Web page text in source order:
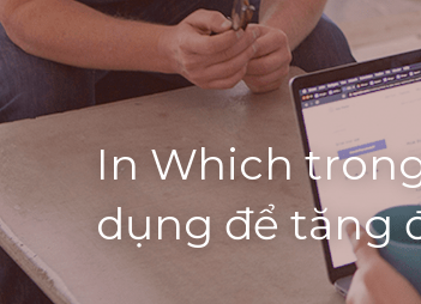
In Which
dụng để tăng